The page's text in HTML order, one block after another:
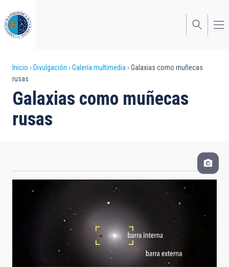
al
contenido
principal
Sobrescribir
enlaces
de
ayuda
navegación
Inicio Divulgación Galería multimedia
Galaxias como muñecas
rusas
Galaxias como muñecas
rusas